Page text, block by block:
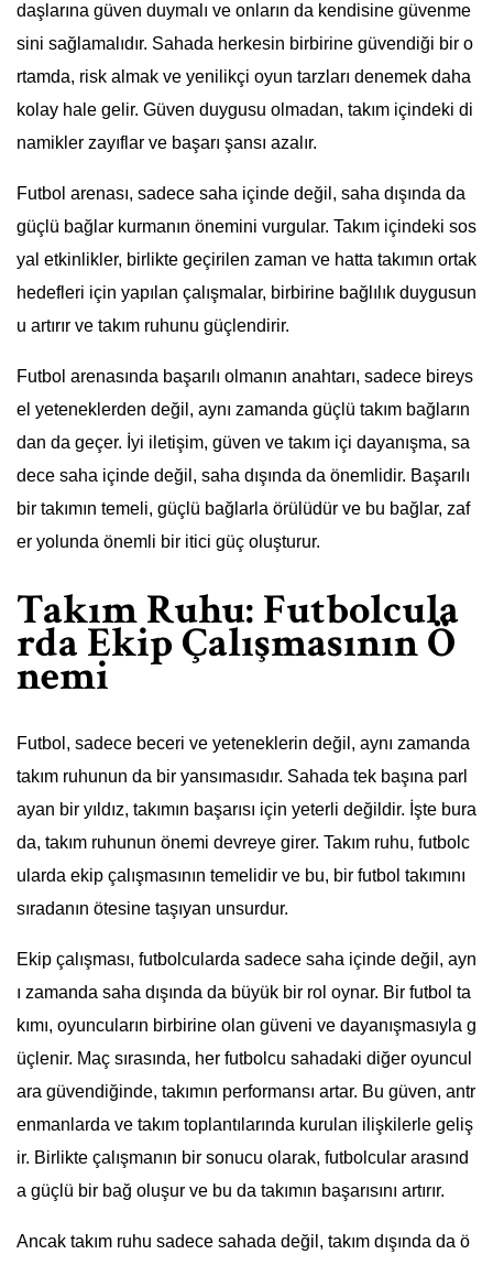
daşlarına güven duymalı ve onların da kendisine güvenme
sini sağlamalıdır. Sahada herkesin birbirine güvendiği bir o
rtamda, risk almak ve yenilikçi oyun tarzları denemek daha
kolay hale gelir. Güven duygusu olmadan, takım içindeki di
namikler zayıflar ve başarı şansı azalır.
Futbol arenası, sadece saha içinde değil, saha dışında da
güçlü bağlar kurmanın önemini vurgular. Takım içindeki sos
yal etkinlikler, birlikte geçirilen zaman ve hatta takımın ortak
hedefleri için yapılan çalışmalar, birbirine bağlılık duygusun
u artırır ve takım ruhunu güçlendirir.
Futbol arenasında başarılı olmanın anahtarı, sadece bireys
el yeteneklerden değil, aynı zamanda güçlü takım bağların
dan da geçer. İyi iletişim, güven ve takım içi dayanışma, sa
dece saha içinde değil, saha dışında da önemlidir. Başarılı
bir takımın temeli, güçlü bağlarla örülüdür ve bu bağlar, zaf
er yolunda önemli bir itici güç oluşturur.
Takım Ruhu: Futbolcula
rda Ekip Çalışmasının Ö
nemi
Futbol, sadece beceri ve yeteneklerin değil, aynı zamanda
takım ruhunun da bir yansımasıdır. Sahada tek başına parl
ayan bir yıldız, takımın başarısı için yeterli değildir. İşte bura
da, takım ruhunun önemi devreye girer. Takım ruhu, futbolc
ularda ekip çalışmasının temelidir ve bu, bir futbol takımını
sıradanın ötesine taşıyan unsurdur.
Ekip çalışması, futbolcularda sadece saha içinde değil, ayn
ı zamanda saha dışında da büyük bir rol oynar. Bir futbol ta
kımı, oyuncuların birbirine olan güveni ve dayanışmasıyla g
üçlenir. Maç sırasında, her futbolcu sahadaki diğer oyuncul
ara güvendiğinde, takımın performansı artar. Bu güven, antr
enmanlarda ve takım toplantılarında kurulan ilişkilerle geliş
ir. Birlikte çalışmanın bir sonucu olarak, futbolcular arasınd
a güçlü bir bağ oluşur ve bu da takımın başarısını artırır.
Ancak takım ruhu sadece sahada değil, takım dışında da ö